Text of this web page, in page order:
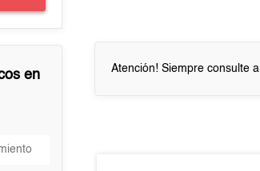
en
Atención! Siempre consulte